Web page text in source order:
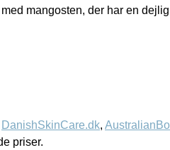
mangosten, der har en
DanishSkinCare.dk,
priser.